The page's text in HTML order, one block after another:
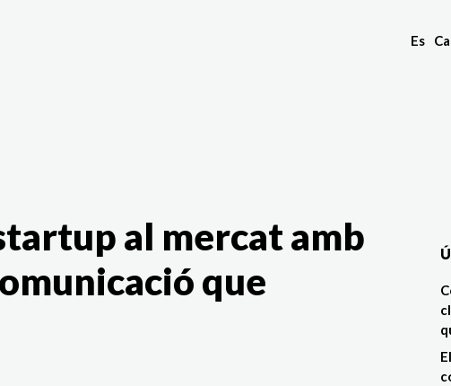
Es Ca
al mercat amb
que